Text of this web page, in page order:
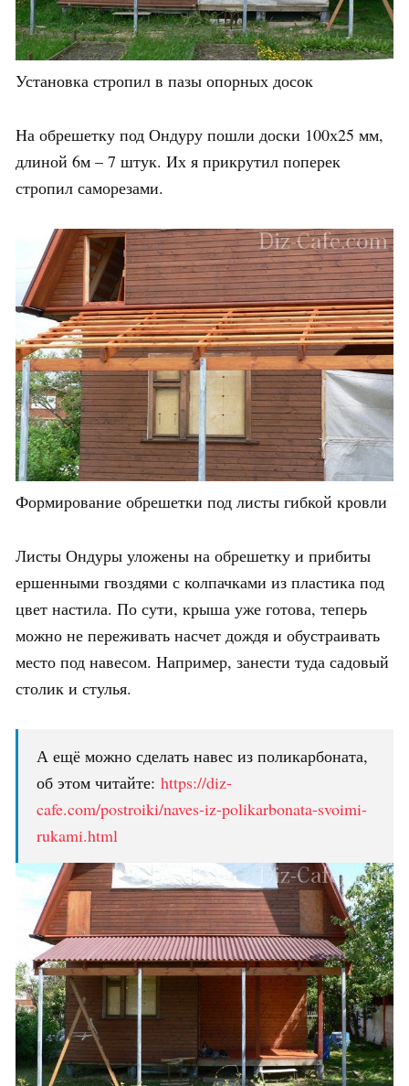
Установка стропил в пазы опорных досок
На обрешетку под Ондуру пошли доски 100х25 мм,
длиной 6м – 7 штук. Их я прикрутил поперек
стропил саморезами.
Формирование обрешетки под листы гибкой кровли
Листы Ондуры уложены на обрешетку и прибиты
ершенными гвоздями с колпачками из пластика под
цвет настила. По сути, крыша уже готова, теперь
можно не переживать насчет дождя и обустраивать
место под навесом. Например, занести туда садовый
столик и стулья.
А ещё можно сделать навес из поликарбоната,
об этом читайте: https://diz-
cafe.com/postroiki/naves-iz-polikarbonata-svoimi-
rukami.html